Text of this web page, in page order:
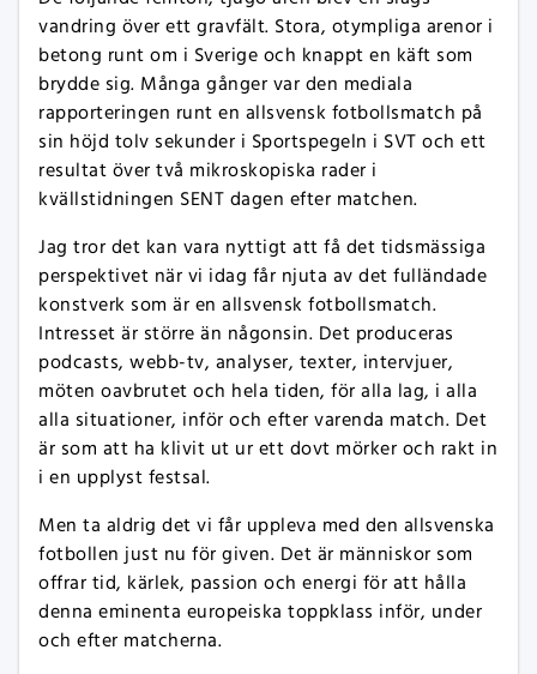
vandring över ett gravfält. Stora, otympliga arenor i
betong runt om i Sverige och knappt en käft som
brydde sig. Många gånger var den mediala
rapporteringen runt en allsvensk fotbollsmatch på
sin höjd tolv sekunder i Sportspegeln i SVT och ett
resultat över två mikroskopiska rader i
kvällstidningen SENT dagen efter matchen.
Jag tror det kan vara nyttigt att få det tidsmässiga
perspektivet när vi idag får njuta av det fulländade
konstverk som är en allsvensk fotbollsmatch.
Intresset är större än någonsin. Det produceras
podcasts, webb-tv, analyser, texter, intervjuer,
möten oavbrutet och hela tiden, för alla lag, i alla
alla situationer, inför och efter varenda match. Det
är som att ha klivit ut ur ett dovt mörker och rakt in
i en upplyst festsal.
Men ta aldrig det vi får uppleva med den allsvenska
fotbollen just nu för given. Det är människor som
offrar tid, kärlek, passion och energi för att hålla
denna eminenta europeiska toppklass inför, under
och efter matcherna.